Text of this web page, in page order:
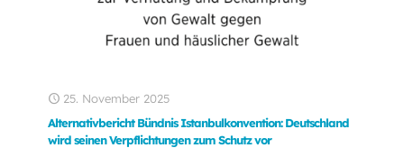
25. November 2025
Alternativbericht Bündnis Istanbulkonvention: Deutschland
wird seinen Verpflichtungen zum Schutz vor